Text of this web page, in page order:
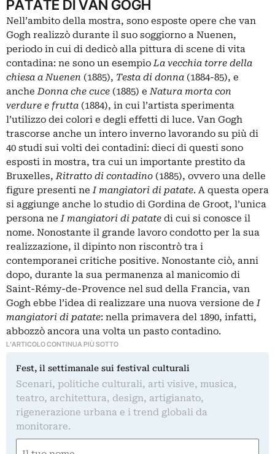
PATATE DI VAN GOGH
Nell’ambito della mostra, sono esposte opere che van
Gogh realizzò durante il suo soggiorno a Nuenen,
periodo in cui di dedicò alla pittura di scene di vita
contadina: ne sono un esempioLa vecchia torre della
chiesa a Nuenen (1885), Testa di donna (1884-85), e
ancheDonna che cuce (1885) eNatura morta con
verdure e frutta (1884), in cui l’artista sperimenta
l’utilizzo dei colori e degli effetti di luce. Van Gogh
trascorse anche un intero inverno lavorando su più di
40 studi sui volti dei contadini: dieci di questi sono
esposti in mostra, tra cui un importante prestito da
Bruxelles,Ritratto di contadino (1885), ovvero una delle
figure presenti neI mangiatori di patate. A questa opera
si aggiunge anche lo studio di Gordina de Groot, l’unica
persona neI mangiatori di patate di cui si conosce il
nome. Nonostante il grande lavoro condotto per la sua
realizzazione, il dipinto non riscontrò tra i
contemporanei critiche positive. Nonostante ciò, anni
dopo, durante la sua permanenza al manicomio di
Saint-Rémy-de-Provence nel sud della Francia, van
Gogh ebbe l’idea di realizzare una nuova versione deI
mangiatori di patate: nella primavera del 1890, infatti,
abbozzò ancora una volta un pasto contadino.
L'ARTICOLO CONTINUA PIÙ SOTTO
Fest, il settimanale sui festival culturali
Scenari, politiche culturali, arti visive, musica,
teatro, architettura, design, artigianato,
rigenerazione urbana e i trend globali da
monitorare.